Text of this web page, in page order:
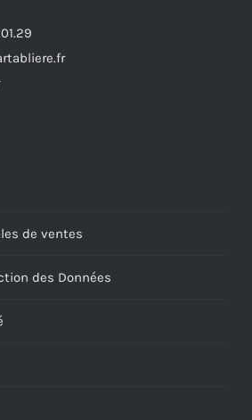
de ventes
des Données